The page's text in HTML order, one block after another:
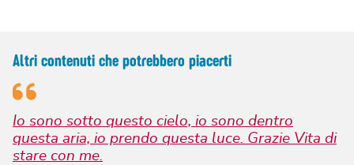
Altri contenuti che potrebbero piacerti
Io sono sotto questo cielo, io sono dentro
questa aria, io prendo questa luce. Grazie Vita di
stare con me.